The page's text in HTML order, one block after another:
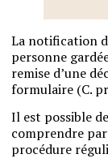
La notification
personne
remise d’une
formulaire (C.
Il est possible
comprendre
procédure